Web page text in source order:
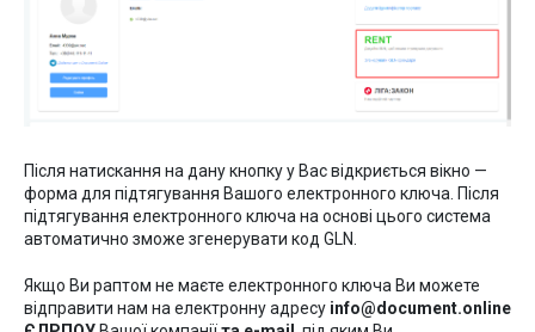
Після натискання на дану кнопку у Вас відкриється вікно —
форма для підтягування Вашого електронного ключа. Після
підтягування електронного ключа на основі цього система
автоматично зможе згенерувати код GLN.
Якщо Ви раптом не маєте електронного ключа Ви можете
відправити нам на електронну адресу info@document.online